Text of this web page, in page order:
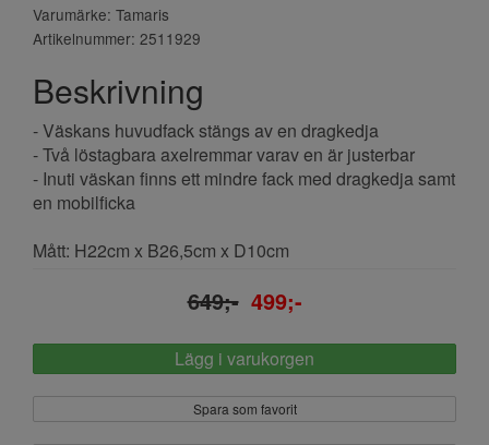
Varumärke: Tamaris
Artikelnummer: 2511929
Beskrivning
- Väskans huvudfack stängs av en dragkedja
- Två löstagbara axelremmar varav en är justerbar
- Inuti väskan finns ett mindre fack med dragkedja samt
en mobilficka
Mått: H22cm x B26,5cm x D10cm
649;- 499;-
Lägg i varukorgen
Spara som favorit